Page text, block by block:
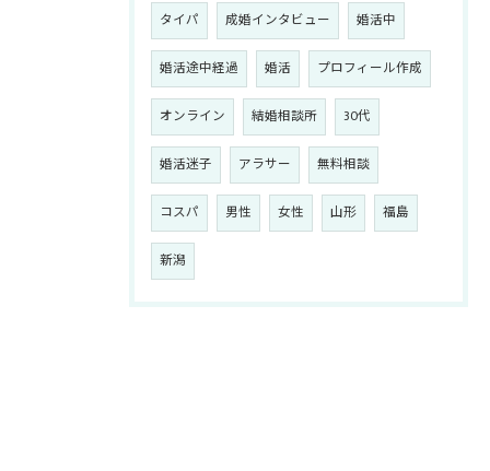
タイパ 成婚インタビュー 婚活中
婚活途中経過 婚活 プロフィール作成
オンライン 結婚相談所 30代
婚活迷子 アラサー 無料相談
コスパ 男性 女性 山形 福島
新潟